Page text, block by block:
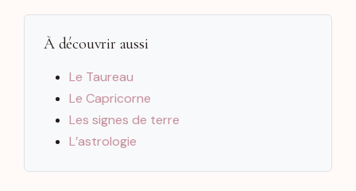
À découvrir aussi
Le Taureau
Le Capricorne
Les signes de terre
L’astrologie